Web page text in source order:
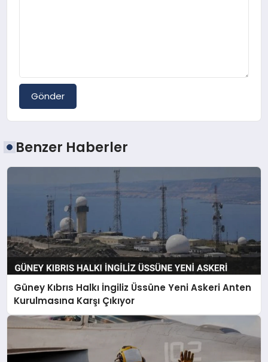
Gönder
Benzer Haberler
Güney Kıbrıs Halkı İngiliz Üssüne Yeni Askeri Anten
Kurulmasına Karşı Çıkıyor